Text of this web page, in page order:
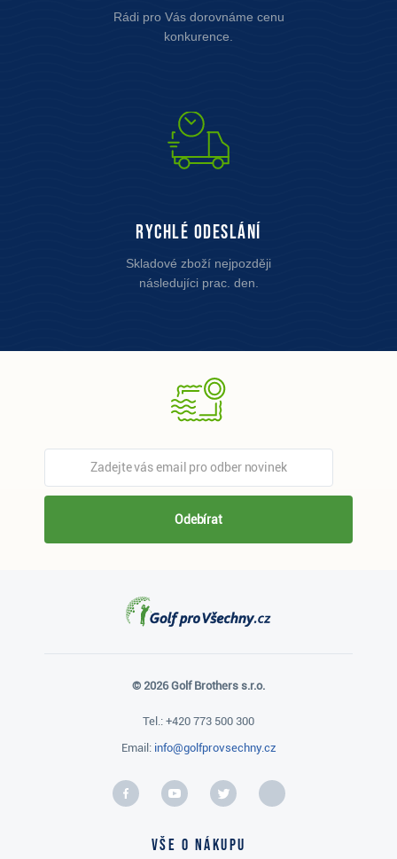
Rádi pro Vás dorovnáme cenu
konkurence.
Rychlé odeslání
Skladové zboží nejpozději
následujíci prac. den.
Odebírat
© 2026 Golf Brothers s.r.o.
Tel.: +420 773 500 300
Email: info@golfprovsechny.cz
Vše o nákupu